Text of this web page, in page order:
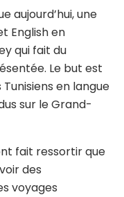
aujourd’hui, une
English en
qui fait du
Le but est
en langue
sur le Grand-
fait ressortir que
des
voyages